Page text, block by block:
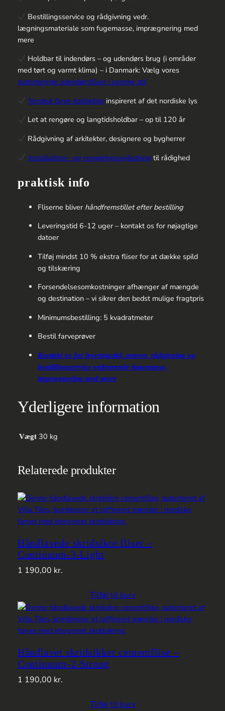
Bestillingsservice og rådgivning vedr.
lægningsmateriale som fugemasse, imprægnering med
mere
Holdbar til indendørs – og udendørs brug (i områder
med tørt og varmt klima) – i Danmark: Vælg vores
patenterede udendørsfliser i samme stil
Nordisk farve kollektioninspireret af det nordiske lys
Let at rengøre og langtidsholdbar – op til 120 år
Rådgivning af arkitekter, designere og bygherrer
Installations- og rengøringsvejledning til rådighed
praktisk info
Fliserne bliver håndfremstillet efter bestilling
Leveringstid 6-12 uger – kontakt os for nøjagtige
datoer
Tilføj mindst 10 % ekstra fliser for at dække spild
og tilskæring
Forsendelsesomkostninger afhænger af mængde
og destination – vi sikrer den bedst mulige fragtpris
Minimumsbestilling: 5 kvadratmeter
Bestil farveprøver
Kontakt os for leveringstid, prøver, rådgivning og
bestillingsservice vedrørende fugemasse,
imprægnering med mere
Yderligere information
Vægt 30 kg
Relaterede produkter
Håndlavede skridsikre fliser –
Continuum-3-Light
1 190,00 kr.
Tilføj til kurv
Håndlavet skridsikker cementflise –
Continuum-2-Strong
1 190,00 kr.
Tilføj til kurv